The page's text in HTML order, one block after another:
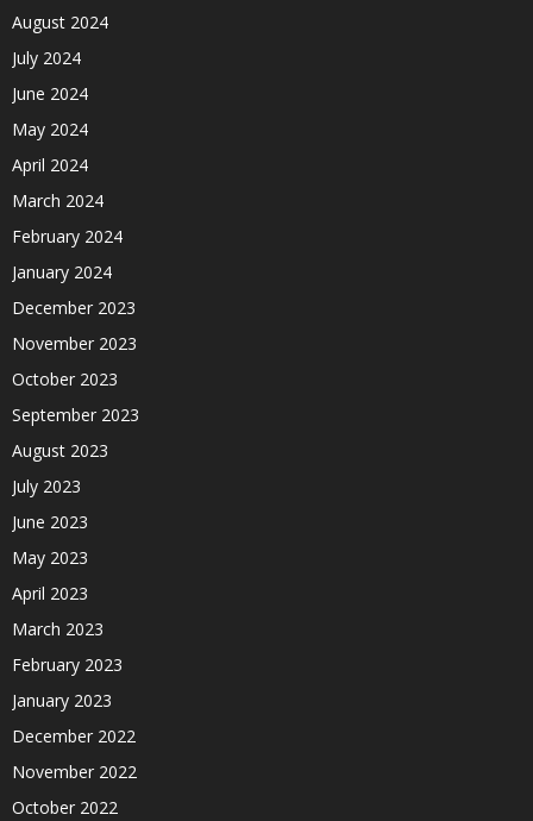
August 2024
July 2024
June 2024
May 2024
April 2024
March 2024
February 2024
January 2024
December 2023
November 2023
October 2023
September 2023
August 2023
July 2023
June 2023
May 2023
April 2023
March 2023
February 2023
January 2023
December 2022
November 2022
October 2022